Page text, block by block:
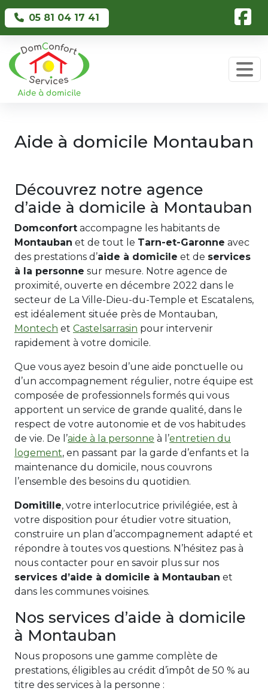
Skip to main content
05 81 04 17 41
Aide à domicile Montauban
Découvrez notre agence
d’aide à domicile à Montauban
Domconfort accompagne les habitants de
Montauban et de tout le Tarn-et-Garonne avec
des prestations d’aide à domicile et de services
à la personne sur mesure. Notre agence de
proximité, ouverte en décembre 2022 dans le
secteur de La Ville-Dieu-du-Temple et Escatalens,
est idéalement située près de Montauban,
Montech et Castelsarrasin pour intervenir
rapidement à votre domicile.
Que vous ayez besoin d’une aide ponctuelle ou
d’un accompagnement régulier, notre équipe est
composée de professionnels formés qui vous
apportent un service de grande qualité, dans le
respect de votre autonomie et de vos habitudes
de vie. De l’aide à la personne à l’entretien du
logement, en passant par la garde d’enfants et la
maintenance du domicile, nous couvrons
l’ensemble des besoins du quotidien.
Domitille, votre interlocutrice privilégiée, est à
votre disposition pour étudier votre situation,
construire un plan d’accompagnement adapté et
répondre à toutes vos questions. N’hésitez pas à
nous contacter pour en savoir plus sur nos
services d’aide à domicile à Montauban et
dans les communes voisines.
Nos services d’aide à domicile
à Montauban
Nous proposons une gamme complète de
prestations, éligibles au crédit d’impôt de 50 % au
titre des services à la personne :